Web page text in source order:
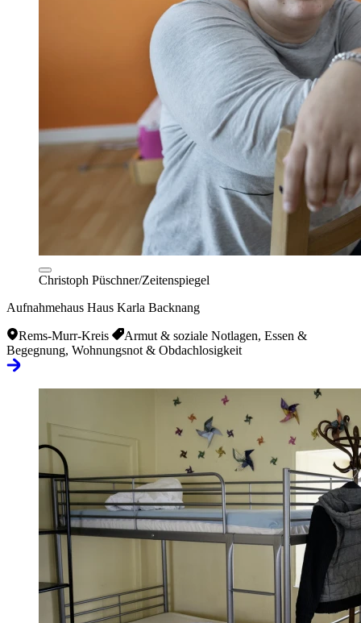
Christoph Püschner/Zeitenspiegel
Aufnahmehaus Haus Karla Backnang
Rems-Murr-Kreis
Armut & soziale Notlagen, Essen &
Begegnung, Wohnungsnot & Obdachlosigkeit